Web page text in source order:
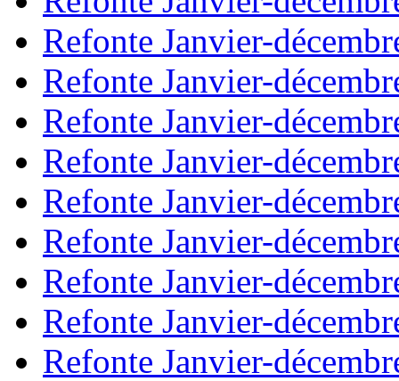
Refonte Janvier-
Refonte Janvier-
Refonte Janvier-
Refonte Janvier-
Refonte Janvier-
Refonte Janvier-
Refonte Janvier-
Refonte Janvier-
Refonte Janvier-